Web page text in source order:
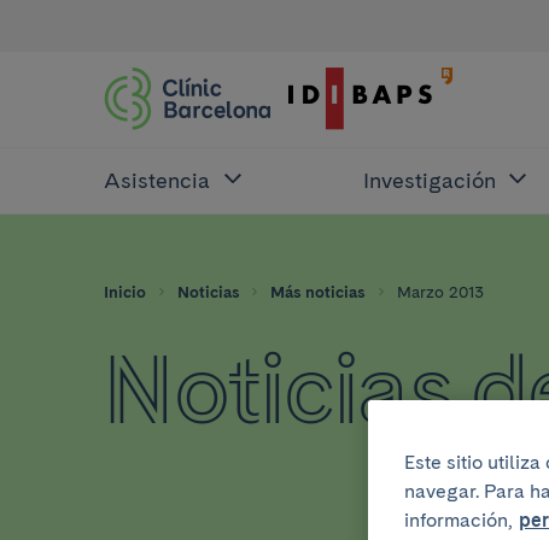
Asistencia Investigación
Inicio Noticias Más noticias Marzo 2013
Noticias
Este sitio
navegar. Para
información,